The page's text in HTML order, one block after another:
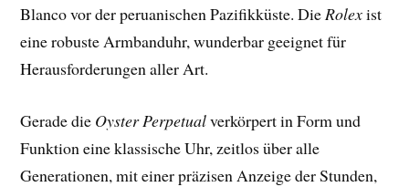
Blanco vor der peruanischen Pazifikküste. DieRolexist
eine robuste Armbanduhr, wunderbar geeignet für
Herausforderungen aller Art.
Gerade die Oyster Perpetualverkörpert in Form und
Funktion eine klassische Uhr, zeitlos über alle
Generationen, mit einer präzisen Anzeige der Stunden,